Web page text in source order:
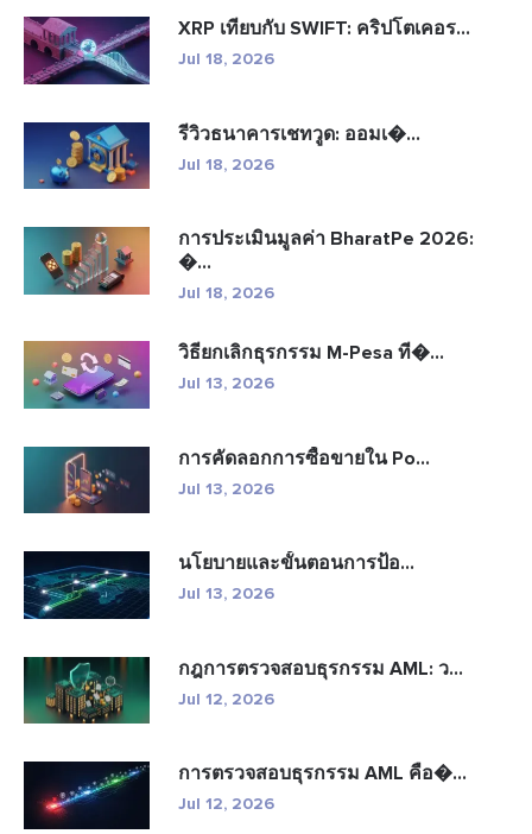
XRP เทียบกับ SWIFT: คริปโตเคอร...
Jul 18, 2026
รีวิวธนาคารเชทวูด: ออมเ�...
Jul 18, 2026
การประเมินมูลค่า BharatPe 2026:
�...
Jul 18, 2026
วิธียกเลิกธุรกรรม M-Pesa ที�...
Jul 13, 2026
การคัดลอกการซื้อขายใน Po...
Jul 13, 2026
นโยบายและขั้นตอนการป้อ...
Jul 13, 2026
กฎการตรวจสอบธุรกรรม AML: ว...
Jul 12, 2026
การตรวจสอบธุรกรรม AML คือ�...
Jul 12, 2026